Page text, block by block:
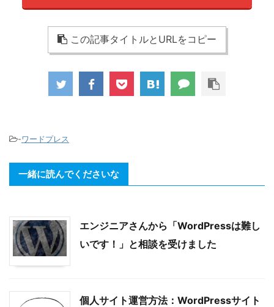
この記事タイトルとURLをコピー
-ワードプレス
一緒に読んでくださいな
エンジニアさんから「WordPressは難し
いです！」と相談を受けました
個人サイト運営方法：WordPressサイト